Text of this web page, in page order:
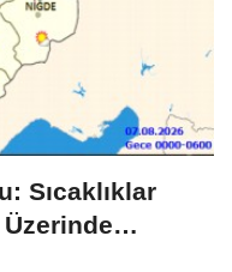
Sıcaklıklar